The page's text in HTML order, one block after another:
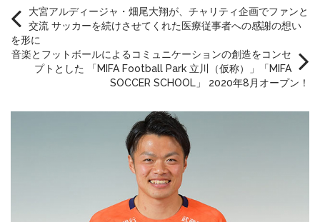
大宮アルディージャ・畑尾大翔が、チャリティ企画でファンと
交流 サッカーを続けさせてくれた医療従事者への感謝の想い
を形に
音楽とフットボールによるコミュニケーションの創造をコンセ
プトとした 「MIFA Football Park 立川（仮称）」「MIFA
SOCCER SCHOOL」 2020年8月オープン！